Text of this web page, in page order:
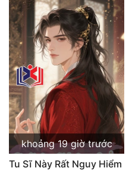
Đông Phương Huyền Huyễn
Đồng Nhân
Cẩu Đạo Trường Sinh
Ngự Thú
Truyện Nam
Truyện Nữ
khoảng 19 giờ trước
Tu Sĩ Này Rất Nguy Hiểm